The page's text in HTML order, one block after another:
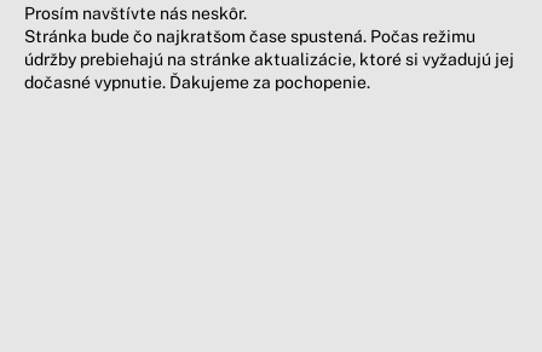
Prosím navštívte nás neskôr.
Stránka bude čo najkratšom čase spustená. Počas režimu
údržby prebiehajú na stránke aktualizácie, ktoré si vyžadujú jej
dočasné vypnutie. Ďakujeme za pochopenie.